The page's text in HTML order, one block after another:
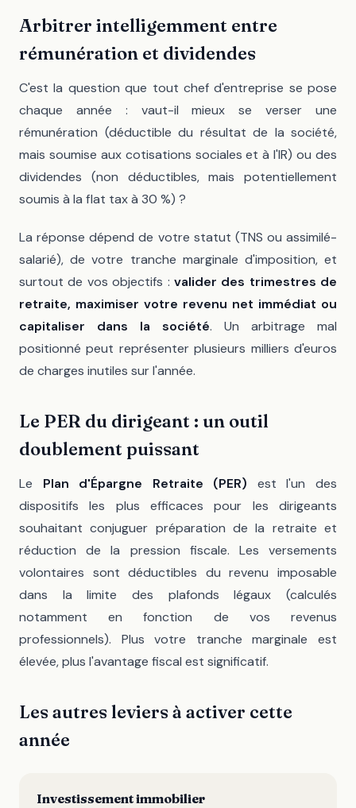
Arbitrer intelligemment entre
rémunération et dividendes
C'est la question que tout chef d'entreprise se pose
chaque année : vaut-il mieux se verser une
rémunération (déductible du résultat de la société,
mais soumise aux cotisations sociales et à l'IR) ou des
dividendes (non déductibles, mais potentiellement
soumis à la flat tax à 30 %) ?
La réponse dépend de votre statut (TNS ou assimilé-
salarié), de votre tranche marginale d'imposition, et
surtout de vos objectifs : valider des trimestres de
retraite, maximiser votre revenu net immédiat ou
capitaliser dans la société. Un arbitrage mal
positionné peut représenter plusieurs milliers d'euros
de charges inutiles sur l'année.
Le PER du dirigeant : un outil
doublement puissant
Le Plan d'Épargne Retraite (PER) est l'un des
dispositifs les plus efficaces pour les dirigeants
souhaitant conjuguer préparation de la retraite et
réduction de la pression fiscale. Les versements
volontaires sont déductibles du revenu imposable
dans la limite des plafonds légaux (calculés
notamment en fonction de vos revenus
professionnels). Plus votre tranche marginale est
élevée, plus l'avantage fiscal est significatif.
Les autres leviers à activer cette
année
Investissement immobilier